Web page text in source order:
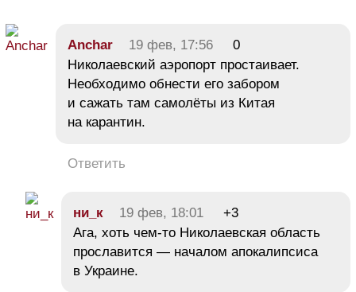
Anchar 19 фев, 17:56
0
Николаевский аэропорт простаивает.
Необходимо обнести его забором
и сажать там самолёты из Китая
на карантин.
Ответить
ни_к 19 фев, 18:01
+3
Ага, хоть чем-то Николаевская область
прославится — началом апокалипсиса
в Украине.